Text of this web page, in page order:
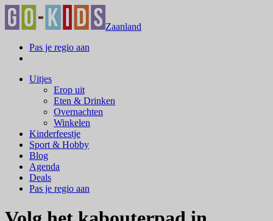
Zaanland
Pas je regio aan
Uitjes
Erop uit
Eten & Drinken
Overnachten
Winkelen
Kinderfeestje
Sport & Hobby
Blog
Agenda
Deals
Pas je regio aan